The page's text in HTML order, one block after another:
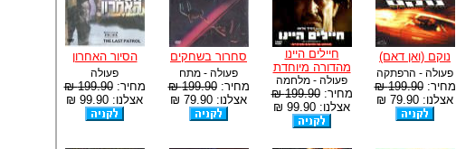
נוקם (ואן דאם)
פעולה - הרפתקה
מחיר:199.90 ₪
אצלנו: 79.90 ₪
חיילים היינו
מהדורה מיוחדת
פעולה - מלחמה
מחיר:199.90 ₪
אצלנו: 99.90 ₪
סחרור בשחקים
פעולה - מתח
מחיר:199.90 ₪
אצלנו: 79.90 ₪
הסיור האחרון
פעולה
מחיר:199.90 ₪
אצלנו: 99.90 ₪